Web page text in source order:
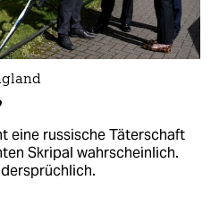
eine russische Täterschaft
Skripal wahrscheinlich.